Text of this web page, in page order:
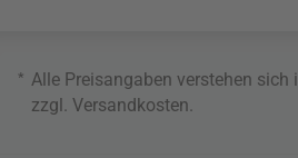
* Alle Preisangaben verstehen
zzgl. Versandkosten